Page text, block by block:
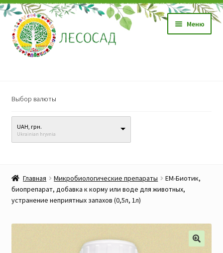
Перейти
к
навигации
Перейти
к
содержимому
Меню
Саженцы
Семена
меню
Прайс-лист
Наши мероприятия, Акции
Выбор валюты
UAH, грн.
Ukrainian hryvnia
Главная Микробиологические препараты
ЕМ-Биотик,
биопрепарат, добавка к корму или воде для животных,
устранение неприятных запахов (0,5л, 1л)